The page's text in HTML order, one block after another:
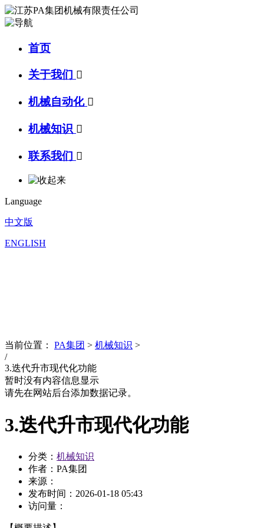
首页
关于我们 
机械自动化 
机械知识 
联系我们 
Language
中文版
ENGLISH
当前位置： PA集团 > 机械知识 >
/
3.迭代升市现代化功能
暂时没有内容信息显示
请先在网站后台添加数据记录。
3.迭代升市现代化功能
分类： 机械知识
作者：PA集团
来源：
发布时间： 2026-01-18 05:43
访问量：